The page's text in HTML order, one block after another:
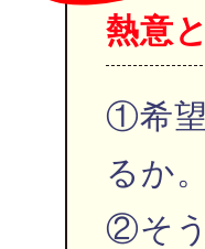
熱意
①希
るか
②そう